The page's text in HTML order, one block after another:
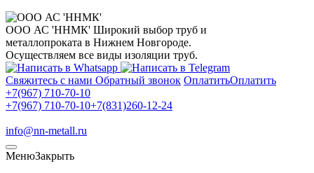
ООО АС 'ННМК' Широкий выбор труб и
металлопроката в Нижнем Новгороде.
Осуществляем все виды изоляции труб.
Свяжитесь с нами Обратный звонок ОплатитьОплатить
+7(967) 710-70-10
+7(967) 710-70-10+7(831)260-12-24
info@nn-metall.ru
МенюЗакрыть